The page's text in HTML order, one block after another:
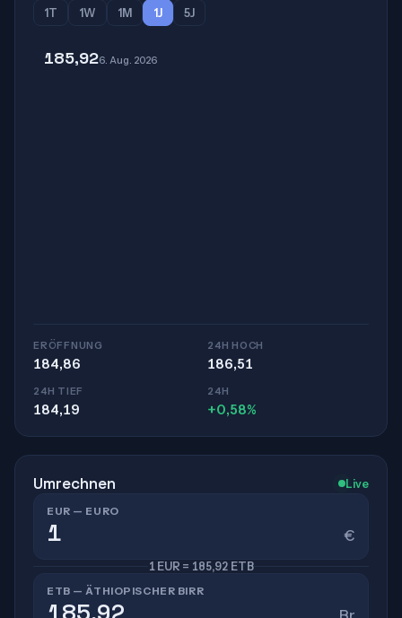
1T
1W 1M 1J 5J
185,926. Aug. 2026
ERÖFFNUNG
184,86
24H HOCH
186,51
24H TIEF
184,19
24H
+0,58%
Umrechnen Live
EUR — EURO
€
1 EUR = 185,92 ETB
ETB — ÄTHIOPISCHER BIRR